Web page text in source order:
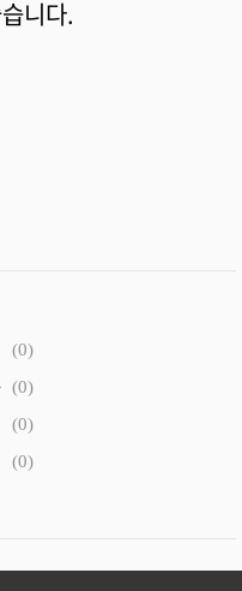
니다.
(0)
방송 (0)
(0)
(0)